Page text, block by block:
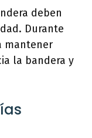
deben
Durante
mantener
la bandera y